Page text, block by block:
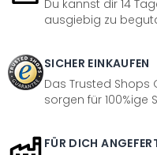
Du kannst dir 14
ausgiebig zu
SICHER EINKAUFEN
Das Trusted Shops
sorgen für 100%ige
FÜR DICH